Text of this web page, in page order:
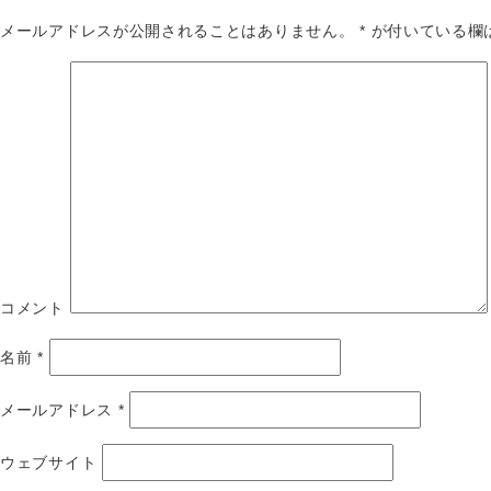
メールアドレスが公開されることはありません。 * が付いている欄
コメント
名前*
メールアドレス *
ウェブサイト